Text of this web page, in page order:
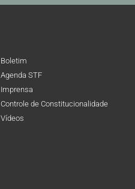
Boletim
Agenda STF
Imprensa
Controle de Constitucionalidade
Vídeos